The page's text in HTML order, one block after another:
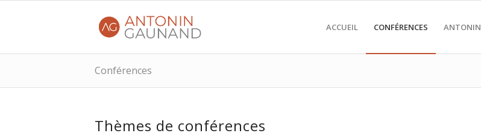
ACCUEIL CONFÉRENCES ANTONIN
Conférences
Thèmes de conférences